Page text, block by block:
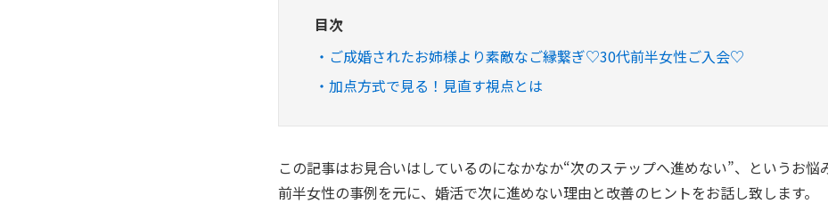
目次
ご成婚されたお姉様より素敵なご縁繋ぎ♡30代前半女性ご入会♡
加点方式で見る！見直す視点とは
この記事はお見合いはしているのになかなか“次のステップへ進めない”、というお悩
前半女性の事例を元に、婚活で次に進めない理由と改善のヒントをお話し致します。